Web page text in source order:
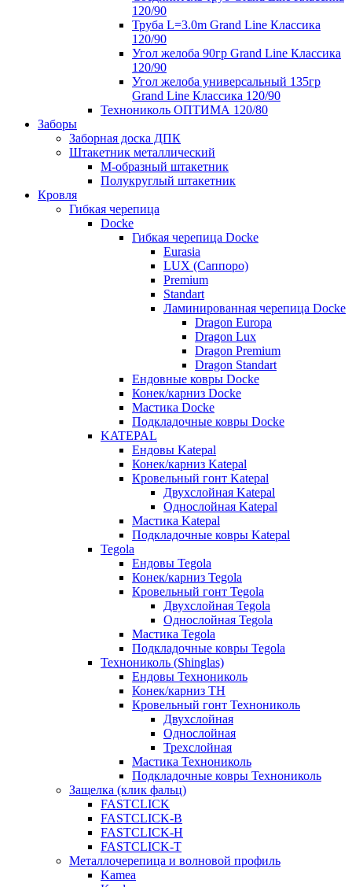
120/90
Труба L=3.0m Grand Line Классика
120/90
Угол желоба 90гр Grand Line Классика
120/90
Угол желоба универсальный 135гр
Grand Line Классика 120/90
Технониколь ОПТИМА 120/80
Заборы
Заборная доска ДПК
Штакетник металлический
М-образный штакетник
Полукруглый штакетник
Кровля
Гибкая черепица
Docke
Гибкая черепица Docke
Eurasia
LUX (Саппоро)
Premium
Standart
Ламинированная черепица Docke
Dragon Europa
Dragon Lux
Dragon Premium
Dragon Standart
Ендовные ковры Docke
Конек/карниз Docke
Мастика Docke
Подкладочные ковры Docke
KATEPAL
Ендовы Katepal
Конек/карниз Katepal
Кровельный гонт Katepal
Двухслойная Katepal
Однослойная Katepal
Мастика Katepal
Подкладочные ковры Katepal
Tegola
Ендовы Tegola
Конек/карниз Tegola
Кровельный гонт Tegola
Двухслойная Tegola
Однослойная Tegola
Мастика Tegola
Подкладочные ковры Tegola
Технониколь (Shinglas)
Ендовы Технониколь
Конек/карниз ТН
Кровельный гонт Технониколь
Двухслойная
Однослойная
Трехслойная
Мастика Технониколь
Подкладочные ковры Технониколь
Защелка (клик фальц)
FASTCLICK
FASTCLICK-B
FASTCLICK-H
FASTCLICK-T
Металлочерепица и волновой профиль
Kamea